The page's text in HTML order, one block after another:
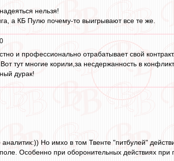
нельзя!
а КБ Пулю почему-то выигрывают все те же.
и профессионально отрабатывает свой
тут многие корили,за несдержанность в
дурак!
Но имхо в том Твенте "питбулей"
Особенно при оборонительных действиях при